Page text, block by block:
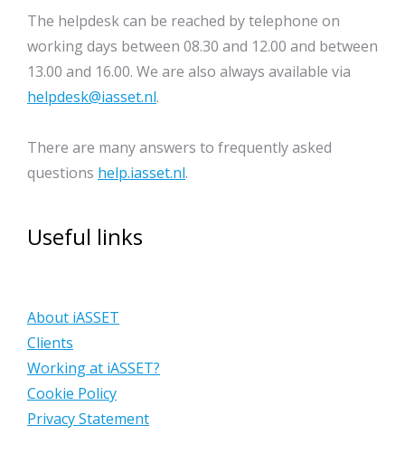
The helpdesk can be reached by telephone on
working days between 08.30 and 12.00 and between
13.00 and 16.00. We are also always available via
helpdesk@iasset.nl.
There are many answers to frequently asked
questions help.iasset.nl.
Useful links
About iASSET
Clients
Working at iASSET?
Cookie Policy
Privacy Statement